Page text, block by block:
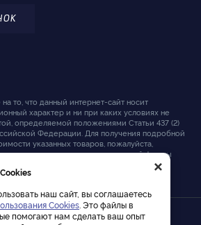
то, что данный интернет-сайт носит
характер и ни при каких условиях не
определяемой положениями Статьи 437 (2)
Федерации. Для получения подробной
указанных товаров, пожалуйста,
компании с помощью специальной формы
×
наш сайт, вы соглашаетесь
Cookies . Это файлы в
помогают нам сделать ваш опыт